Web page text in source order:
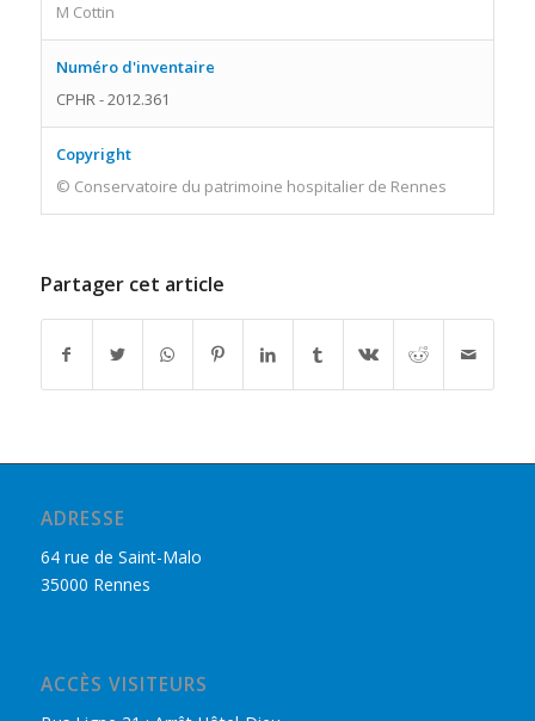
M Cottin
Numéro d'inventaire
CPHR - 2012.361
Copyright
© Conservatoire du patrimoine hospitalier de Rennes
Partager cet article
ADRESSE
64 rue de Saint-Malo
35000 Rennes
ACCÈS VISITEURS